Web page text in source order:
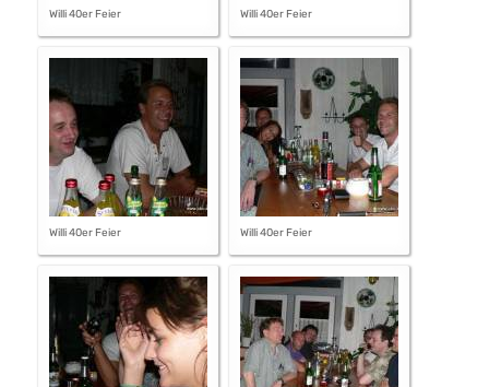
Willi 40er Feier Willi 40er Feier
Willi 40er Feier Willi 40er Feier